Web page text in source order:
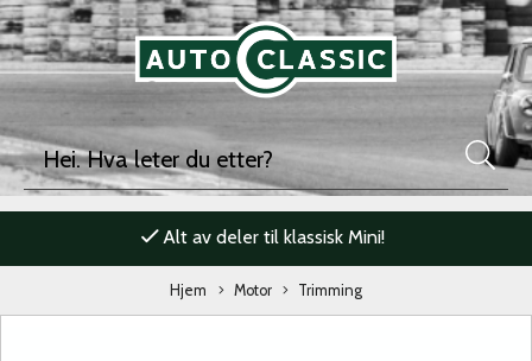
Alt av deler til klassisk Mini!
Hjem Motor Trimming